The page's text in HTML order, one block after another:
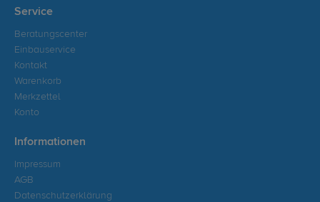
Service
Beratungscenter
Einbauservice
Kontakt
Warenkorb
Merkzettel
Konto
Informationen
Impressum
AGB
Datenschutzerklärung